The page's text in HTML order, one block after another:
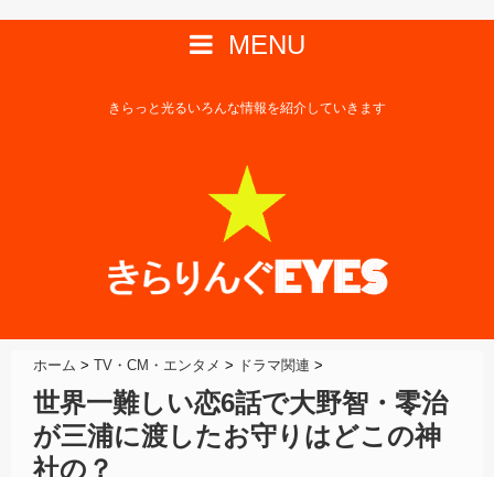
MENU
きらっと光るいろんな情報を紹介していきます
ホーム > TV・CM・エンタメ > ドラマ関連 >
世界一難しい恋6話で大野智・零治
が三浦に渡したお守りはどこの神
社の？